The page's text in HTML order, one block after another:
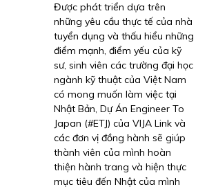
Được phát triển dựa trên
những yêu cầu thực tế của nhà
tuyển dụng và thấu hiểu những
điểm mạnh, điểm yếu của kỹ
sư, sinh viên các trường đại học
ngành kỹ thuật của Việt Nam
có mong muốn làm việc tại
Nhật Bản, Dự Án Engineer To
Japan (#ETJ) của VIJA Link và
các đơn vị đồng hành sẽ giúp
thành viên của mình hoàn
thiện hành trang và hiện thực
mục tiêu đến Nhật của mình